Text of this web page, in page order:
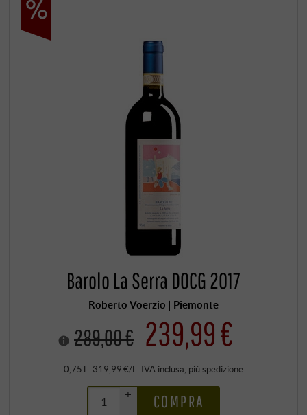
Barolo La Serra DOCG 2017
Roberto Voerzio | Piemonte
289,00 € 239,99 €
0,75 l · 319,99 €/l · IVA inclusa, più spedizione
+
–
COMPRA